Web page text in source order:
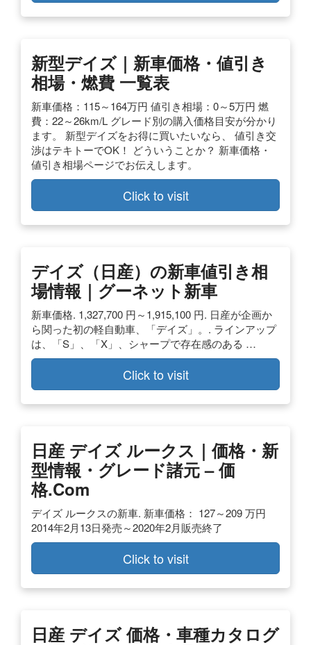
新型デイズ｜新車価格・値引き
相場・燃費 一覧表
新車価格：115～164万円 値引き相場：0～5万円 燃
費：22～26km/L グレード別の購入価格目安が分かり
ます。 新型デイズをお得に買いたいなら、 値引き交
渉はテキトーでOK！ どういうことか？ 新車価格・
値引き相場ページでお伝えします。
Click to visit
デイズ（日産）の新車値引き相
場情報｜グーネット新車
新車価格. 1,327,700 円～1,915,100 円. 日産が企画か
ら関った初の軽自動車、「デイズ」。. ラインアップ
は、「S」、「X」、シャープで存在感のある …
Click to visit
日産 デイズ ルークス｜価格・新
型情報・グレード諸元 – 価
格.com
デイズ ルークスの新車. 新車価格： 127～209 万円
2014年2月13日発売～2020年2月販売終了
Click to visit
日産 デイズ 価格・車種カタログ